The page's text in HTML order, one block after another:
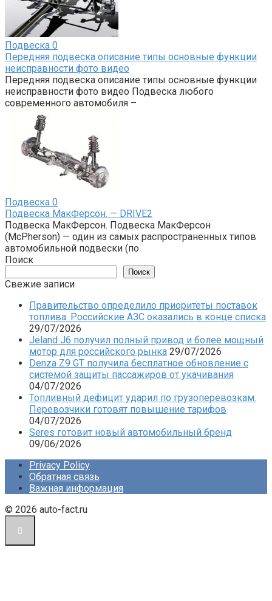
Подвеска 0
Передняя подвеска описание типы основные функции
неисправности фото видео
Передняя подвеска описание типы основные функции
неисправности фото видео Подвеска любого
современного автомобиля –
Подвеска 0
Подвеска МакФерсон. — DRIVE2
Подвеска МакФерсон. Подвеска МакФерсон
(McPherson) — один из самых распространенных типов
автомобильной подвески (по
Поиск
Поиск
Свежие записи
Правительство определило приоритеты поставок
топлива. Российские АЗС оказались в конце списка
29/07/2026
Jeland J6 получил полный привод и более мощный
мотор для российского рынка 29/07/2026
Denza Z9 GT получила бесплатное обновление с
системой защиты пассажиров от укачивания
04/07/2026
Топливный дефицит ударил по грузоперевозкам.
Перевозчики готовят повышение тарифов
04/07/2026
Seres готовит новый автомобильный бренд
09/06/2026
Privacy Policy
Обратная связь
Важная информация
© 2026 auto-fact.ru